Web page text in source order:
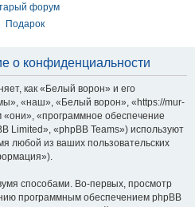
форум
Подарок
о конфиденциальности
как «Белый ворон» и его
«наш», «Белый ворон», «https://mur-
«программное обеспечение
Limited», «phpBB Teams») используют
любой из ваших пользовательских
способами. Во-первых, просмотр
программным обеспечением phpBB